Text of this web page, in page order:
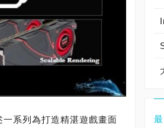
系列為打造精湛遊戲畫面